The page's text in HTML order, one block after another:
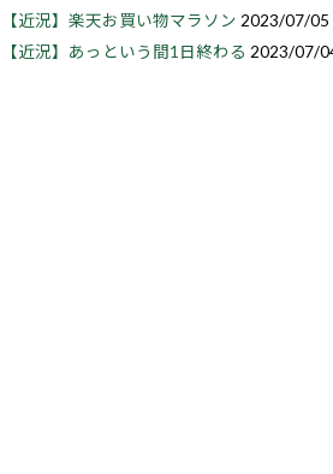
【近況】楽天お買い物マラソン 2023/07/05
【近況】あっという間1日終わる 2023/07/